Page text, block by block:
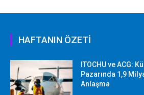
HAFTANIN ÖZETİ
ITOCHU ve ACG:
Pazarında 1,9
Anlaşma